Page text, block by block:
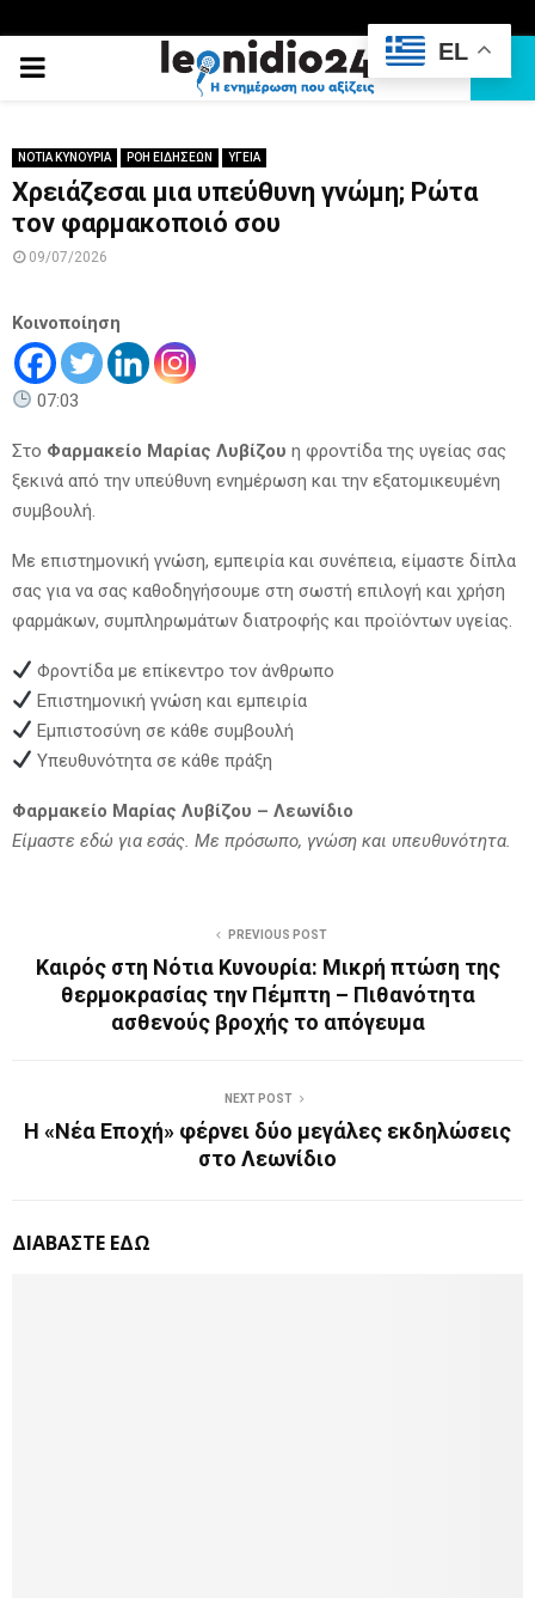
PRIMARY
ΝΟΤΙΑ ΚΥΝΟΥΡΙΑ ΡΟΗ ΕΙΔΗΣΕΩΝ ΥΓΕΙΑ
Χρειάζεσαι μια υπεύθυνη γνώμη; Ρώτα
τον φαρμακοποιό σου
09/07/2026
Κοινοποίηση
07:03
Στο Φαρμακείο Μαρίας Λυβίζου η φροντίδα της υγείας σας
ξεκινά από την υπεύθυνη ενημέρωση και την εξατομικευμένη
συμβουλή.
Με επιστημονική γνώση, εμπειρία και συνέπεια, είμαστε δίπλα
σας για να σας καθοδηγήσουμε στη σωστή επιλογή και χρήση
φαρμάκων, συμπληρωμάτων διατροφής και προϊόντων υγείας.
Φροντίδα με επίκεντρο τον άνθρωπο
Επιστημονική γνώση και εμπειρία
Εμπιστοσύνη σε κάθε συμβουλή
Υπευθυνότητα σε κάθε πράξη
Φαρμακείο Μαρίας Λυβίζου – Λεωνίδιο
Είμαστε εδώ για εσάς. Με πρόσωπο, γνώση και υπευθυνότητα.
PREVIOUS POST
Καιρός στη Νότια Κυνουρία: Μικρή πτώση της
θερμοκρασίας την Πέμπτη – Πιθανότητα
ασθενούς βροχής το απόγευμα
NEXT POST
Η «Νέα Εποχή» φέρνει δύο μεγάλες εκδηλώσεις
στο Λεωνίδιο
ΔΙΑΒΑΣΤΕ ΕΔΩ
EL